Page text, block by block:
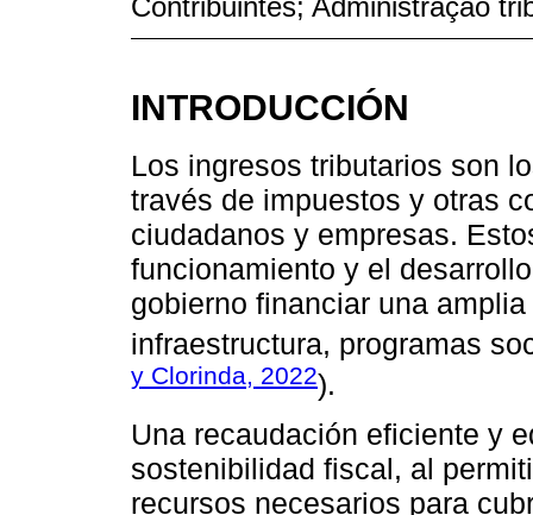
INTRODUCCIÓN
Los ingresos tributarios son
través de impuestos y otras
ciudadanos y empresas.
funcionamiento y el
gobierno financiar una
infraestructura, programas
y Clorinda, 2022).
Una recaudación eficiente y
sostenibilidad fiscal, al
recursos necesarios para